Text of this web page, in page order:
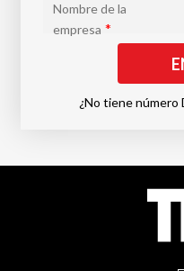
Nombre de la
empresa *
¿No tiene número